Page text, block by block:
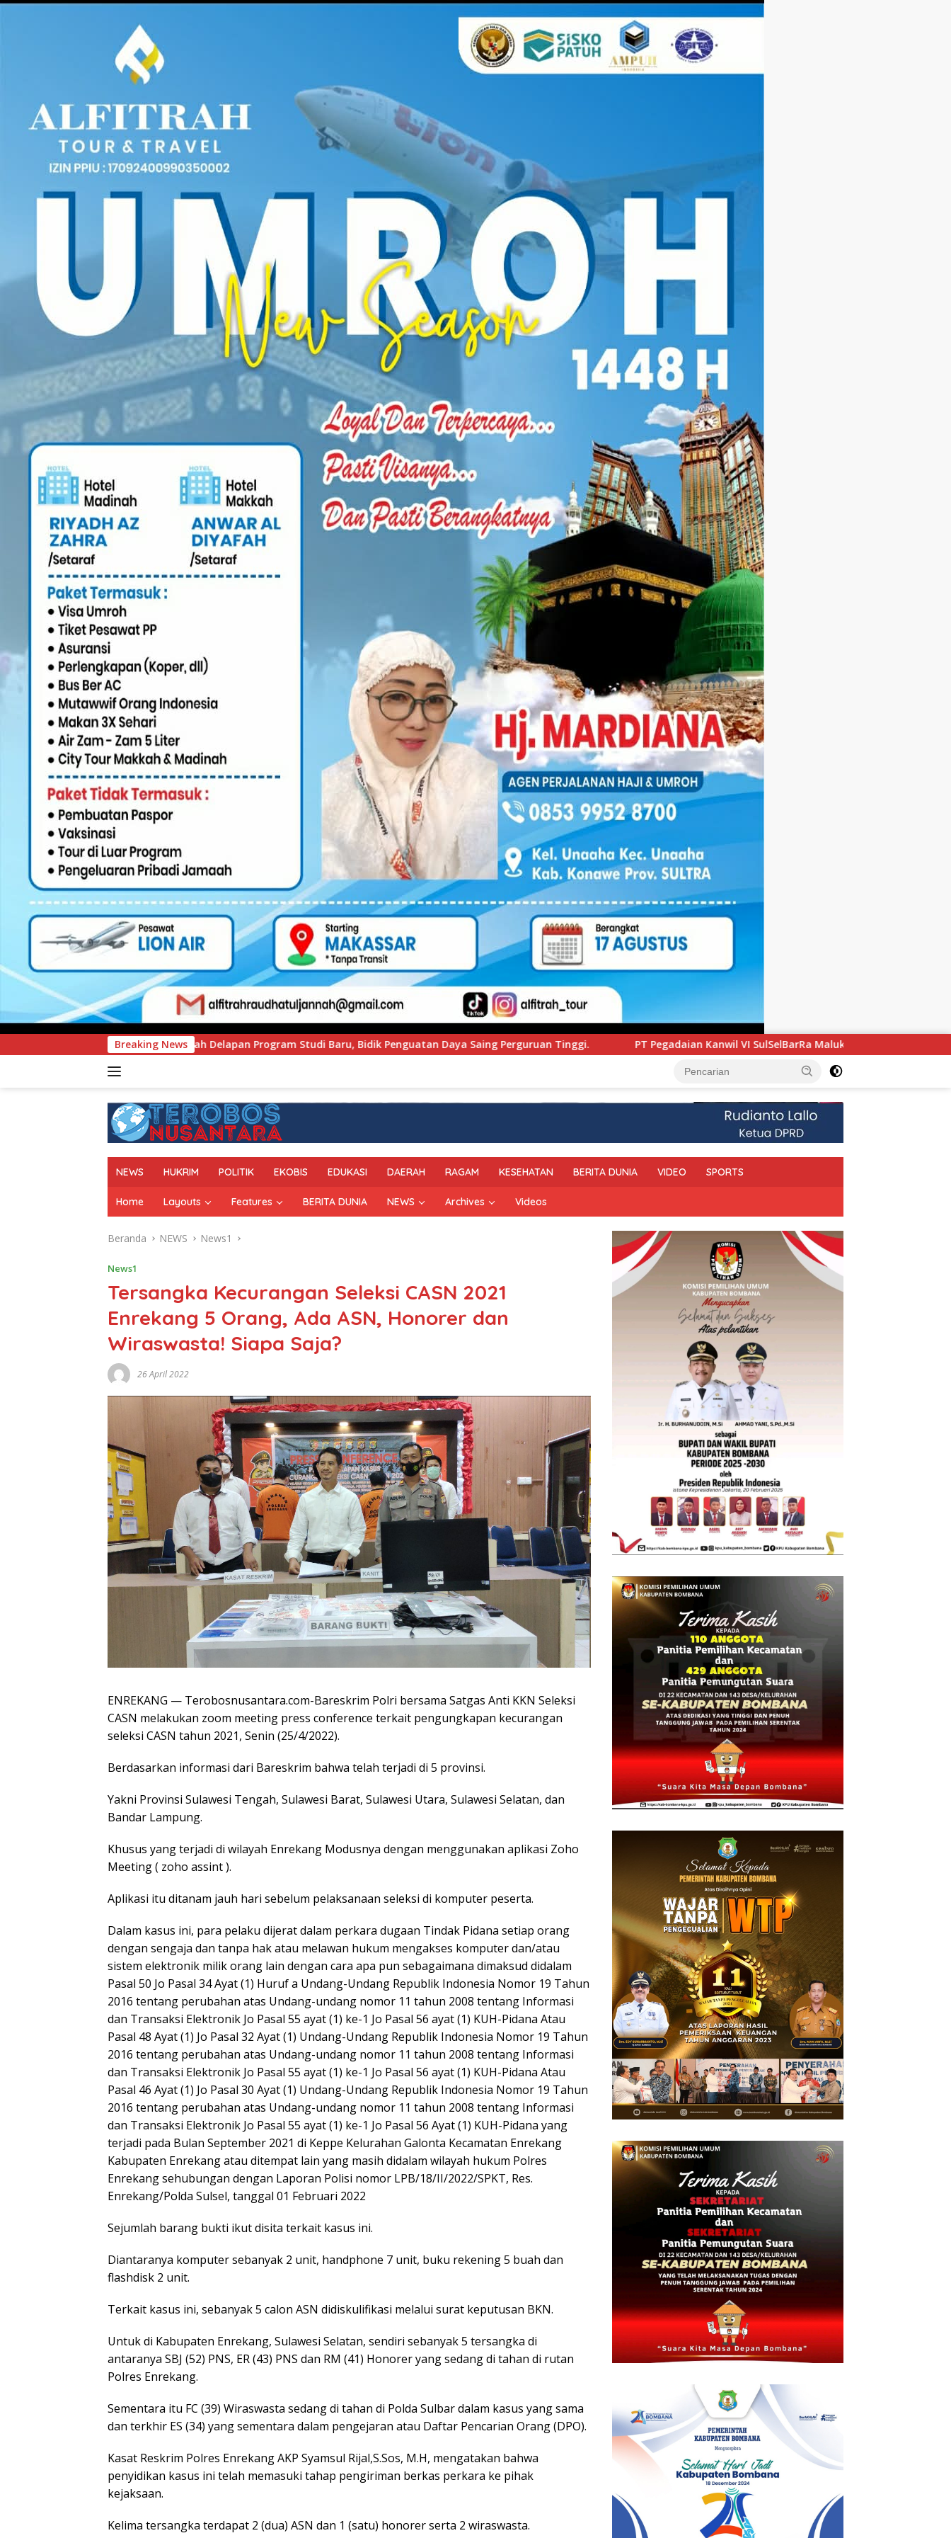
Langsung
ke
Breaking News
Tambah Delapan Program Studi Baru, Bidik Penguatan Daya Saing Perguruan Tinggi. PT Pegadaian Kanwil VI SulSelBarRa Maluku Luncurkan Program PANDE EMAS untuk
NEWS HUKRIM POLITIK EKOBIS EDUKASI DAERAH RAGAM KESEHATAN BERITA DUNIA VIDEO SPORTS
Home Layouts Features BERITA DUNIA NEWS Archives Videos
Beranda NEWS News1
News1
Tersangka Kecurangan Seleksi CASN 2021
Enrekang 5 Orang, Ada ASN, Honorer dan
Wiraswasta! Siapa Saja?
26 April 2022
ENREKANG — Terobosnusantara.com-Bareskrim Polri bersama Satgas Anti KKN Seleksi
CASN melakukan zoom meeting press conference terkait pengungkapan kecurangan
seleksi CASN tahun 2021, Senin (25/4/2022).
Berdasarkan informasi dari Bareskrim bahwa telah terjadi di 5 provinsi.
Yakni Provinsi Sulawesi Tengah, Sulawesi Barat, Sulawesi Utara, Sulawesi Selatan, dan
Bandar Lampung.
Khusus yang terjadi di wilayah Enrekang Modusnya dengan menggunakan aplikasi Zoho
Meeting ( zoho assint ).
Aplikasi itu ditanam jauh hari sebelum pelaksanaan seleksi di komputer peserta.
Dalam kasus ini, para pelaku dijerat dalam perkara dugaan Tindak Pidana setiap orang
dengan sengaja dan tanpa hak atau melawan hukum mengakses komputer dan/atau
sistem elektronik milik orang lain dengan cara apa pun sebagaimana dimaksud didalam
Pasal 50 Jo Pasal 34 Ayat (1) Huruf a Undang-Undang Republik Indonesia Nomor 19 Tahun
2016 tentang perubahan atas Undang-undang nomor 11 tahun 2008 tentang Informasi
dan Transaksi Elektronik Jo Pasal 55 ayat (1) ke-1 Jo Pasal 56 ayat (1) KUH-Pidana Atau
Pasal 48 Ayat (1) Jo Pasal 32 Ayat (1) Undang-Undang Republik Indonesia Nomor 19 Tahun
2016 tentang perubahan atas Undang-undang nomor 11 tahun 2008 tentang Informasi
dan Transaksi Elektronik Jo Pasal 55 ayat (1) ke-1 Jo Pasal 56 ayat (1) KUH-Pidana Atau
Pasal 46 Ayat (1) Jo Pasal 30 Ayat (1) Undang-Undang Republik Indonesia Nomor 19 Tahun
2016 tentang perubahan atas Undang-undang nomor 11 tahun 2008 tentang Informasi
dan Transaksi Elektronik Jo Pasal 55 ayat (1) ke-1 Jo Pasal 56 Ayat (1) KUH-Pidana yang
terjadi pada Bulan September 2021 di Keppe Kelurahan Galonta Kecamatan Enrekang
Kabupaten Enrekang atau ditempat lain yang masih didalam wilayah hukum Polres
Enrekang sehubungan dengan Laporan Polisi nomor LPB/18/II/2022/SPKT, Res.
Enrekang/Polda Sulsel, tanggal 01 Februari 2022
Sejumlah barang bukti ikut disita terkait kasus ini.
Diantaranya komputer sebanyak 2 unit, handphone 7 unit, buku rekening 5 buah dan
flashdisk 2 unit.
Terkait kasus ini, sebanyak 5 calon ASN didiskulifikasi melalui surat keputusan BKN.
Untuk di Kabupaten Enrekang, Sulawesi Selatan, sendiri sebanyak 5 tersangka di
antaranya SBJ (52) PNS, ER (43) PNS dan RM (41) Honorer yang sedang di tahan di rutan
Polres Enrekang.
Sementara itu FC (39) Wiraswasta sedang di tahan di Polda Sulbar dalam kasus yang sama
dan terkhir ES (34) yang sementara dalam pengejaran atau Daftar Pencarian Orang (DPO).
Kasat Reskrim Polres Enrekang AKP Syamsul Rijal,S.Sos, M.H, mengatakan bahwa
penyidikan kasus ini telah memasuki tahap pengiriman berkas perkara ke pihak
kejaksaan.
Kelima tersangka terdapat 2 (dua) ASN dan 1 (satu) honorer serta 2 wiraswasta.